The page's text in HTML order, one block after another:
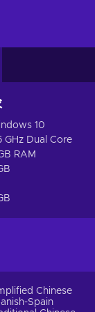
10
GHz Dual Core
RAM
Chinese
Spain